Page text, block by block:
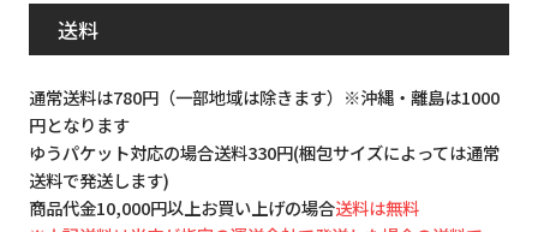
送料
通常送料は780円（一部地域は除きます）※沖縄・離島は1000
円となります
ゆうパケット対応の場合送料330円(梱包サイズによっては通常
送料で発送します)
商品代金10,000円以上お買い上げの場合送料は無料